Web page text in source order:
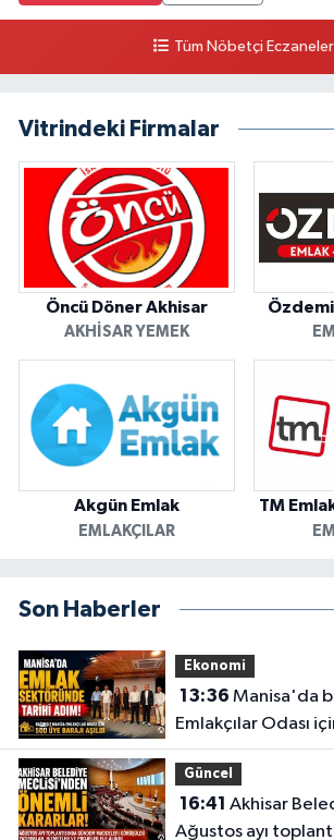
Tüm Nöbetçi Eczaneler
Vitrindeki Firmalar
Öncü Döner Akhisar
AKHISAR YEMEK
Akgün Emlak
EMLAKÇILAR
TM
Son Haberler
Ekonomi
13:36
Emlakçılar Odası
aşıldı
Güncel
16:41
Ağustos ayı